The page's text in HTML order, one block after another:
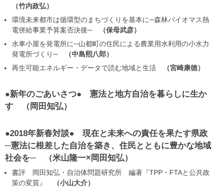
竹内政弘
環境未来都市は循環型のまちづくりを基本に─森林バイオマス熱
電併給事業予算案否決後─
保母武彦
水車小屋を発電所に─山都町の住民による農業用水利用の小水力
発電所づくり─
中島熙八郎
再生可能エネルギー・データで読む地域と生活
宮崎康徳
●新年のごあいさつ● 憲法と地方自治を暮らしに生か
す
岡田知弘
●2018年新春対談● 現在と未来への責任を果たす県政
─憲法に根差した自治を築き、住民とともに豊かな地域
社会を─
米山隆一×岡田知弘
書評 岡田知弘・自治体問題研究所 編著『TPP・FTAと公共政
策の変質』
小山大介